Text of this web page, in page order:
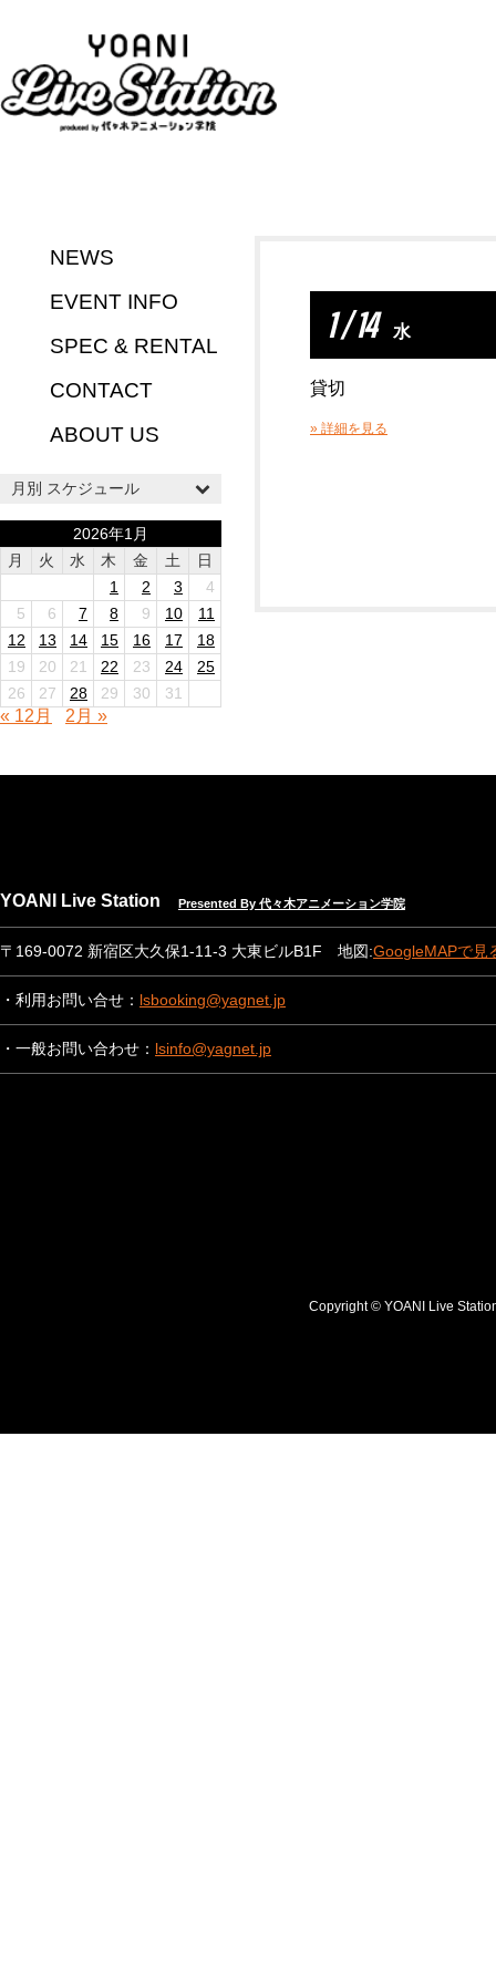
NEWS
EVENT INFO
SPEC & RENTAL
CONTACT
ABOUT US
月別 スケジュール
2026年1月
月
火 水 木 金 土
日
1
2 3
4
5
6 7 8 9 10
11
12
13 14 15 16 17
18
19
20 21 22 23 24
25
26
27 28 29 30 31
« 12月 2月 »
1 / 14 水
貸切
» 詳細を見る
YOANI Live Station Presented By 代々木アニメーション学院
〒169-0072 新宿区大久保1-11-3 大東ビルB1F 地図:GoogleMAPで見
・利用お問い合せ： lsbooking@yagnet.jp
・一般お問い合わせ： lsinfo@yagnet.jp
Copyright © YOANI Live